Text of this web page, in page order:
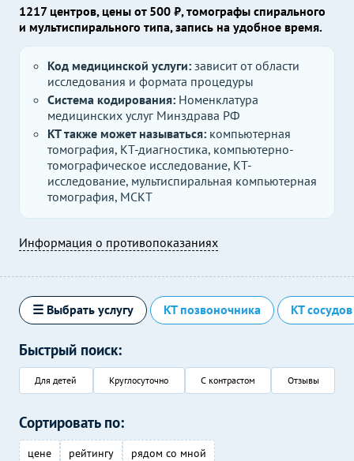
1217 центров, цены от 500 ₽, томографы спирального
и мультиспирального типа, запись на удобное время.
Код медицинской услуги: зависит от области
исследования и формата процедуры
Система кодирования: Номенклатура
медицинских услуг Минздрава РФ
КТ также может называться: компьютерная
томография, КТ-диагностика, компьютерно-
томографическое исследование, КТ-
исследование, мультиспиральная компьютерная
томография, МСКТ
Информация о противопоказаниях
☰ Выбрать услугу КТ позвоночника КТ сосудов
Быстрый поиск:
Для детей Круглосуточно С контрастом Отзывы
Сортировать по:
цене рейтингу рядом со мной